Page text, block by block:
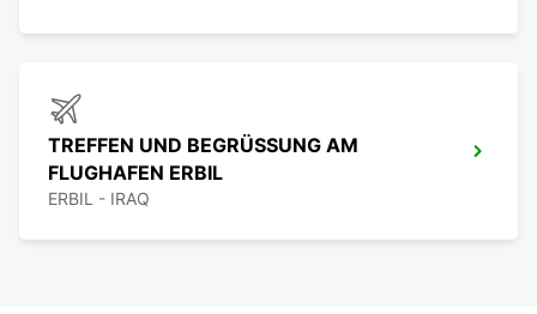
TREFFEN UND BEGRÜSSUNG AM F
LUGHAFEN ERBIL
ERBIL - IRAQ